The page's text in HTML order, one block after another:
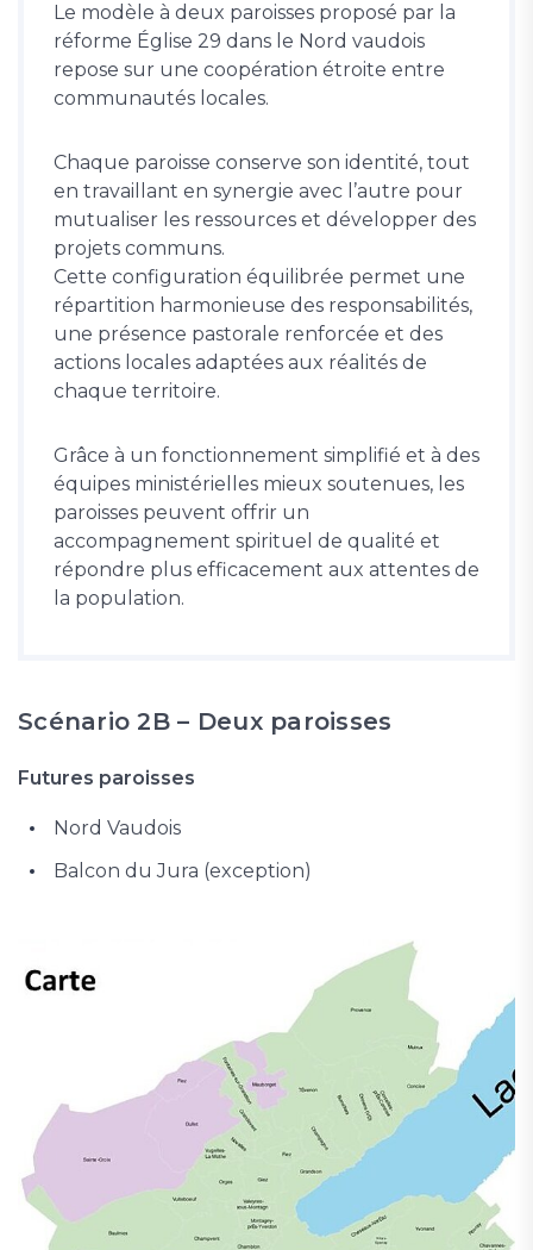
Le modèle à deux paroisses proposé par la
réforme Église 29 dans le Nord vaudois
repose sur une coopération étroite entre
communautés locales.
Chaque paroisse conserve son identité, tout
en travaillant en synergie avec l’autre pour
mutualiser les ressources et développer des
projets communs.
Cette configuration équilibrée permet une
répartition harmonieuse des responsabilités,
une présence pastorale renforcée et des
actions locales adaptées aux réalités de
chaque territoire.
Grâce à un fonctionnement simplifié et à des
équipes ministérielles mieux soutenues, les
paroisses peuvent offrir un
accompagnement spirituel de qualité et
répondre plus efficacement aux attentes de
la population.
Scénario 2B – Deux paroisses
Futures paroisses
Nord Vaudois
Balcon du Jura (exception)